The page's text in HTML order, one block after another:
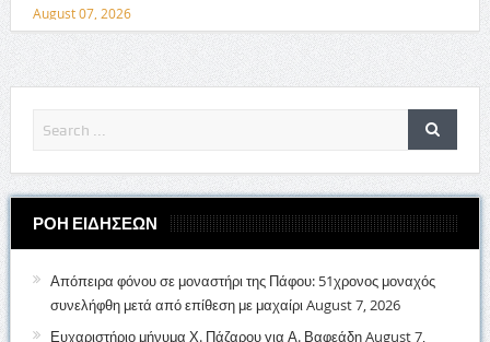
August 07, 2026
ΡΟΗ ΕΙΔΗΣΕΩΝ
Απόπειρα φόνου σε μοναστήρι της Πάφου: 51χρονος μοναχός
συνελήφθη μετά από επίθεση με μαχαίριAugust 7, 2026
Ευχαριστήριο μήνυμα Χ. Πάζαρου για Α. ΒαφεάδηAugust 7,